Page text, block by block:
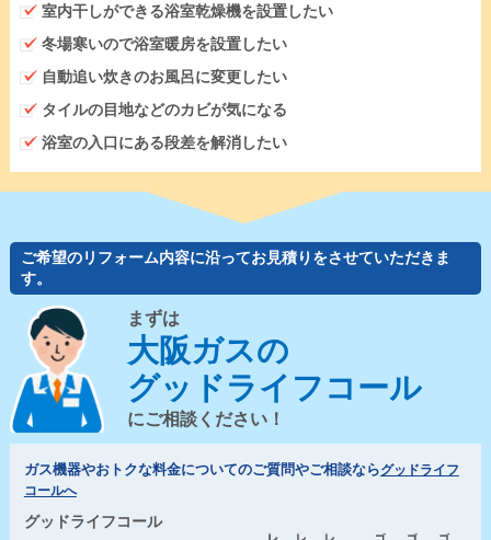
室内干しができる浴室乾燥機を設置したい
冬場寒いので浴室暖房を設置したい
自動追い炊きのお風呂に変更したい
タイルの目地などのカビが気になる
浴室の入口にある段差を解消したい
ご希望のリフォーム内容に沿ってお見積りをさせていただきま
す。
まずは
大阪ガスの
グッドライフコール
にご相談ください！
ガス機器やおトクな料金についてのご質問やご相談ならグッドライフ
コールへ
グッドライフコール